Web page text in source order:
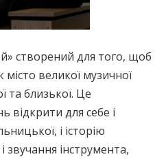
створений для того, щоб
великої музичної
та близької. Це
відкрити для себе і
і історію
звучання інструмента,